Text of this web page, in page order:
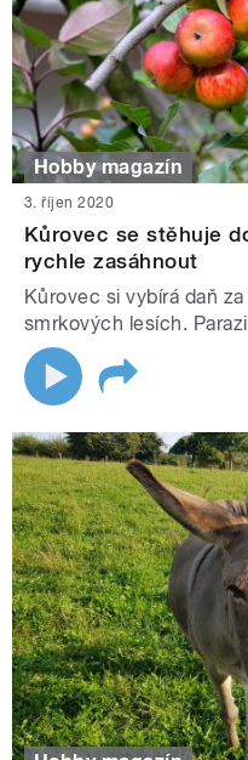
Hobby magazín
3. říjen 2020
Kůrovec se stěhuje
rychle zasáhnout
Kůrovec si vybírá daň
smrkových lesích.